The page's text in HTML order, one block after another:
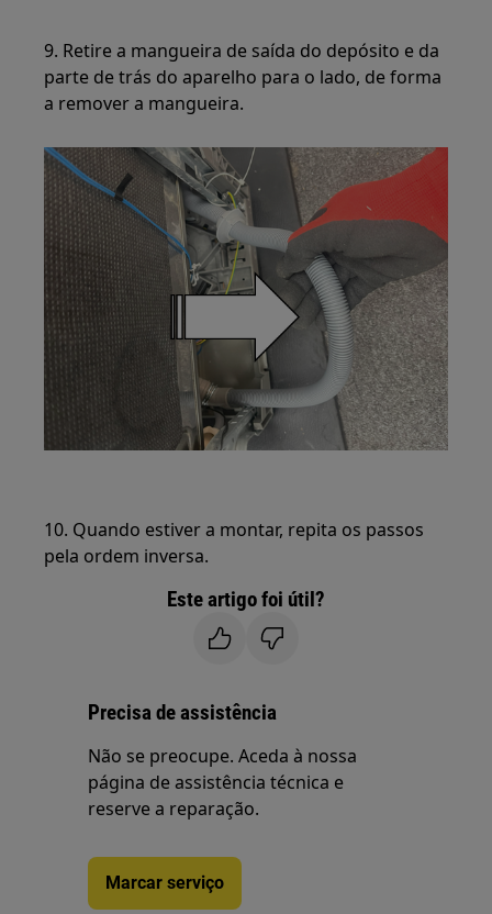
9. Retire a mangueira de saída do depósito e da
parte de trás do aparelho para o lado, de forma
a remover a mangueira.
10. Quando estiver a montar, repita os passos
pela ordem inversa.
Este artigo foi útil?
Precisa de assistência
Não se preocupe. Aceda à nossa
página de assistência técnica e
reserve a reparação.
Marcar serviço